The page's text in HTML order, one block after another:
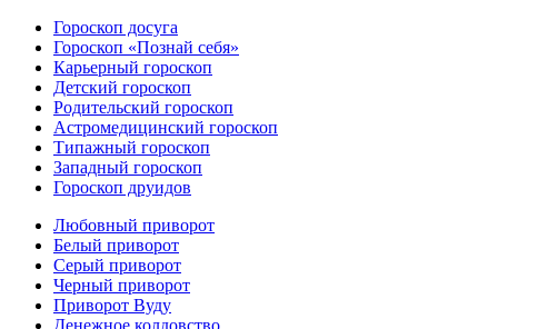
Гороскоп досуга
Гороскоп «Познай себя»
Карьерный гороскоп
Детский гороскоп
Родительский гороскоп
Астромедицинский гороскоп
Типажный гороскоп
Западный гороскоп
Гороскоп друидов
Любовный приворот
Белый приворот
Серый приворот
Черный приворот
Приворот Вуду
Денежное колдовство